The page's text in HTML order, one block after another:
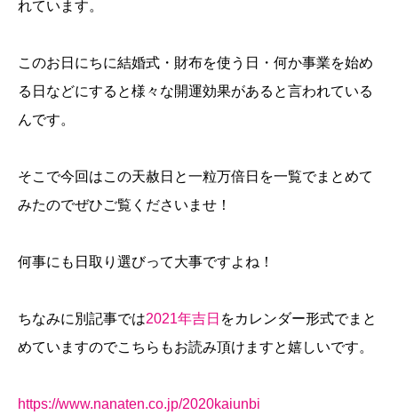
れています。
このお日にちに結婚式・財布を使う日・何か事業を始め
る日などにすると様々な開運効果があると言われている
んです。
そこで今回はこの天赦日と一粒万倍日を一覧でまとめて
みたのでぜひご覧くださいませ！
何事にも日取り選びって大事ですよね！
ちなみに別記事では2021年吉日 をカレンダー形式でまと
めていますのでこちらもお読み頂けますと嬉しいです。
https://www.nanaten.co.jp/2020kaiunbi